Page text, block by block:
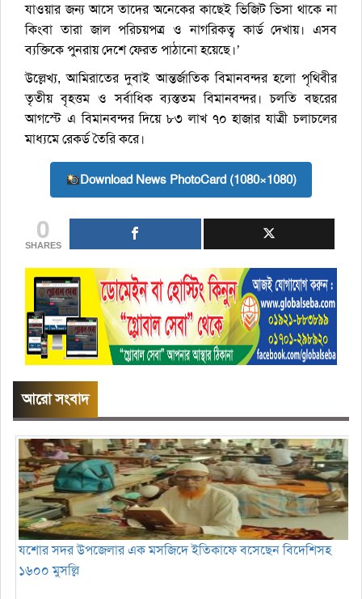
যাওয়ার জন্য আসে তাদের অনেকের কাছেই ভিজিট ভিসা থাকে না
কিংবা তারা জাল পরিচয়পত্র ও নাগরিকত্ব কার্ড দেখায়। এসব
ব্যক্তিকে পুনরায় দেশে ফেরত পাঠানো হয়েছে।’
উল্লেখ্য, আমিরাতের দুবাই আন্তর্জাতিক বিমানবন্দর হলো পৃথিবীর
তৃতীয় বৃহত্তম ও সর্বাধিক ব্যস্ততম বিমানবন্দর। চলতি বছরের
আগস্টে এ বিমানবন্দর দিয়ে ৮৩ লাখ ৭০ হাজার যাত্রী চলাচলের
মাধ্যমে রেকর্ড তৈরি করে।
Download News PhotoCard (1080×1080)
0
SHARES
আরো সংবাদ
যশোর সদর উপজেলার এক মসজিদে ইতিকাফে বসেছেন বিদেশিসহ
১৬০০ মুসল্লি